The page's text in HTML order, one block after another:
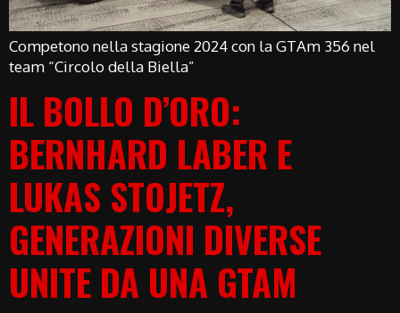
Competono nella stagione 2024 con la GTAm 356 nel
team “Circolo della Biella”
IL BOLLO D’ORO:
BERNHARD LABER E
LUKAS STOJETZ,
GENERAZIONI DIVERSE
UNITE DA UNA GTAM